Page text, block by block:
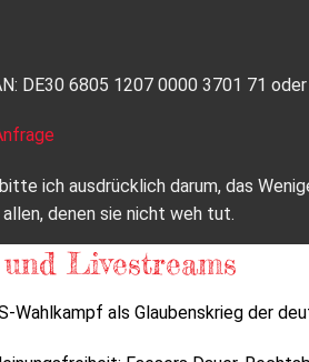
DE30 6805 1207 0000 3701 71
ich ausdrücklich darum, das
denen sie nicht weh tut.
Livestreams
Wahlkampf als Glaubenskrieg der